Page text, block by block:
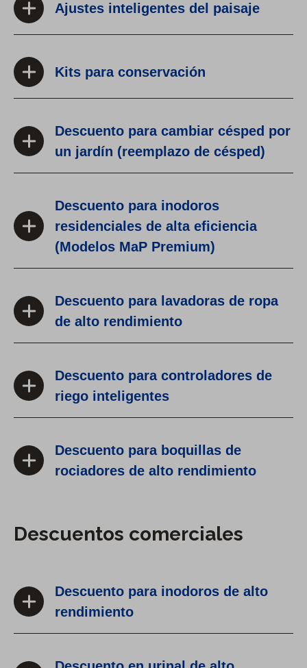
Ajustes inteligentes del paisaje
Kits para conservación
Descuento para cambiar césped por
un jardín (reemplazo de césped)
Descuento para inodoros
residenciales de alta eficiencia
(Modelos MaP Premium)
Descuento para lavadoras de ropa
de alto rendimiento
Descuento para controladores de
riego inteligentes
Descuento para boquillas de
rociadores de alto rendimiento
Descuentos comerciales
Descuento para inodoros de alto
rendimiento